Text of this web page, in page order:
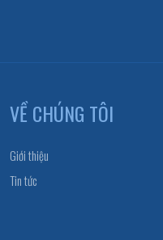
VỀ CHÚNG TÔI
Giới thiệu
Tin tức